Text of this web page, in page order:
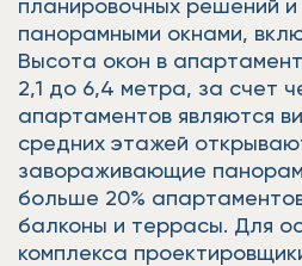
планировочных решений и
панорамными окнами,
Высота окон в
2,1 до 6,4 метра, за счет
апартаментов являются
средних этажей
завораживающие
больше 20%
балконы и террасы. Для
комплекса